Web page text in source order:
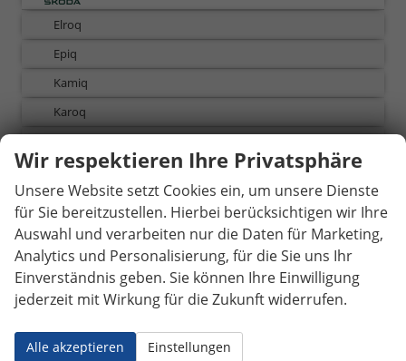
Elroq
Epiq
Kamiq
Karoq
Octavia Combi
Scala
Toyota
Volkswagen
Volvo
Weinsberg
Wir respektieren Ihre Privatsphäre
Unsere Website setzt Cookies ein, um unsere Dienste
für Sie bereitzustellen. Hierbei berücksichtigen wir Ihre
Auswahl und verarbeiten nur die Daten für Marketing,
Analytics und Personalisierung, für die Sie uns Ihr
Einverständnis geben. Sie können Ihre Einwilligung
jederzeit mit Wirkung für die Zukunft widerrufen.
Alle akzeptieren Einstellungen